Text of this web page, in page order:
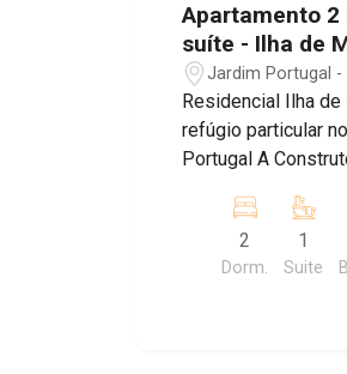
Apartamento 2
suíte - Ilha de
Residencial
Jardim Portugal -
Residencial Ilha de
refúgio particular
Portugal A Construtora Vilaurbe
Mallorca, um
leveza e a
vida mediterrâneo
2
Dorm.
1
Suite